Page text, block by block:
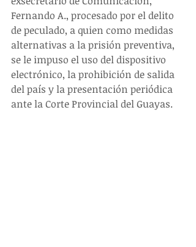
Fernando A., procesado por el delito
de peculado, a quien como medidas
alternativas a la prisión preventiva,
se le impuso el uso del dispositivo
electrónico, la prohibición de salida
del país y la presentación periódica
ante la Corte Provincial del Guayas.